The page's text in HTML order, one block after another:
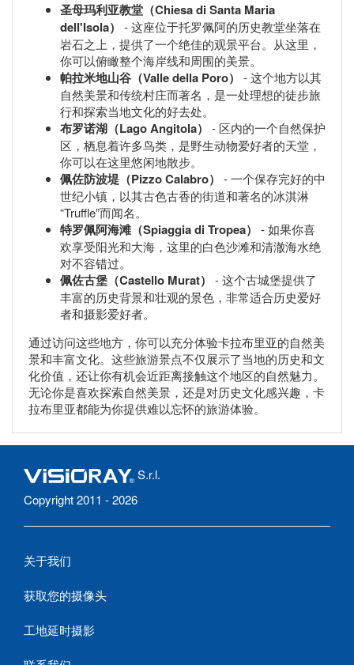
圣母玛利亚教堂（Chiesa di Santa Maria
dell'Isola）
- 这座位于托罗佩阿的历史教堂坐落在
岩石之上，提供了一个绝佳的观景平台。从这里，
你可以俯瞰整个海岸线和周围的美景。
帕拉米地山谷（Valle della Poro）
- 这个地方以其
自然美景和传统村庄而著名，是一处理想的徒步旅
行和探索当地文化的好去处。
布罗诺湖（Lago Angitola）
- 区内的一个自然保护
区，栖息着许多鸟类，是野生动物爱好者的天堂，
你可以在这里悠闲地散步。
佩佐防波堤（Pizzo Calabro）
- 一个保存完好的中
世纪小镇，以其古色古香的街道和著名的冰淇淋
“Truffle”而闻名。
特罗佩阿海滩（Spiaggia di Tropea）
- 如果你喜
欢享受阳光和大海，这里的白色沙滩和清澈海水绝
对不容错过。
佩佐古堡（Castello Murat）
- 这个古城堡提供了
丰富的历史背景和壮观的景色，非常适合历史爱好
者和摄影爱好者。
通过访问这些地方，你可以充分体验卡拉布里亚的自然美
景和丰富文化。这些旅游景点不仅展示了当地的历史和文
化价值，还让你有机会近距离接触这个地区的自然魅力。
无论你是喜欢探索自然美景，还是对历史文化感兴趣，卡
拉布里亚都能为你提供难以忘怀的旅游体验。
S.r.l.
Copyright 2011 - 2026
关于我们
获取您的摄像头
工地延时摄影